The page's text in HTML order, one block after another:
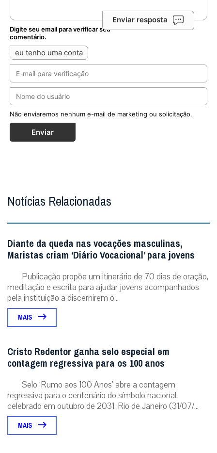
Enviar resposta
Digite seu email para verificar seu
comentário.
eu tenho uma conta
Não enviaremos nenhum e-mail de marketing ou solicitação.
Enviar
Notícias Relacionadas
Diante da queda nas vocações masculinas,
Maristas criam ‘Diário Vocacional’ para jovens
Publicação propõe um itinerário de 70 dias de oração,
meditação e escrita para ajudar jovens acompanhados
pela instituição a discernirem o...
MAIS
Cristo Redentor ganha selo especial em
contagem regressiva para os 100 anos
Selo ‘Rumo aos 100 Anos’ abre a contagem
regressiva para o centenário do símbolo nacional,
celebrado em outubro de 2031. Rio de Janeiro (31/07/...
MAIS